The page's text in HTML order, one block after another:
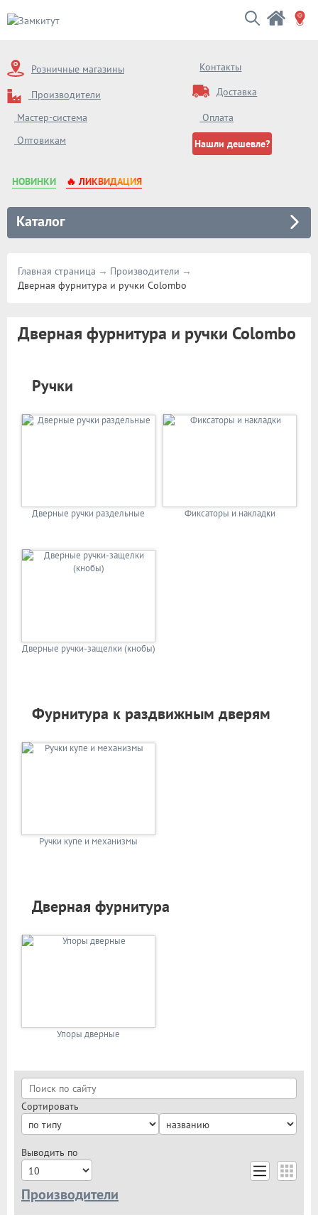
Розничные магазины
Производители
Мастер-система
Оптовикам
Контакты
Доставка
Оплата
Нашли дешевле?
НОВИНКИ 🔥 ЛИКВИДАЦИЯ
Каталог
Главная страница
Производители
Дверная фурнитура и ручки Colombo
Дверная фурнитура и ручки Colombo
Ручки
Дверные ручки раздельные Фиксаторы и накладки
Дверные ручки-защелки (кнобы)
Фурнитура к раздвижным дверям
Ручки купе и механизмы
Дверная фурнитура
Упоры дверные
Сортировать
Выводить по
Производители